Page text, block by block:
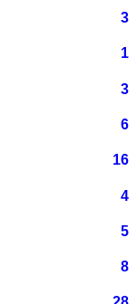
3
1
3
6
16
4
5
8